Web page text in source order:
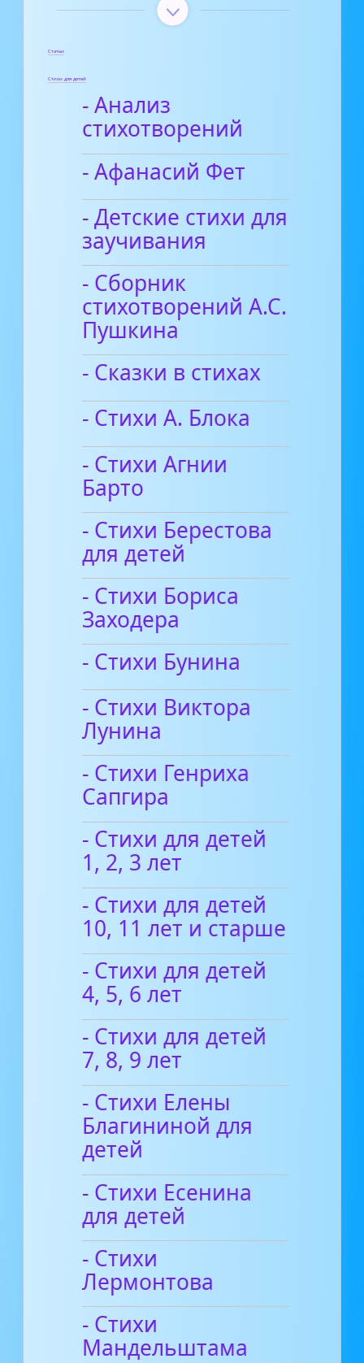
Статьи
Стихи для детей
- Анализ
стихотворений
- Афанасий Фет
- Детские стихи для
заучивания
- Сборник
стихотворений А.С.
Пушкина
- Сказки в стихах
- Стихи А. Блока
- Стихи Агнии
Барто
- Стихи Берестова
для детей
- Стихи Бориса
Заходера
- Стихи Бунина
- Стихи Виктора
Лунина
- Стихи Генриха
Сапгира
- Стихи для детей
1, 2, 3 лет
- Стихи для детей
10, 11 лет и старше
- Стихи для детей
4, 5, 6 лет
- Стихи для детей
7, 8, 9 лет
- Стихи Елены
Благининой для
детей
- Стихи Есенина
для детей
- Стихи
Лермонтова
- Стихи
Мандельштама